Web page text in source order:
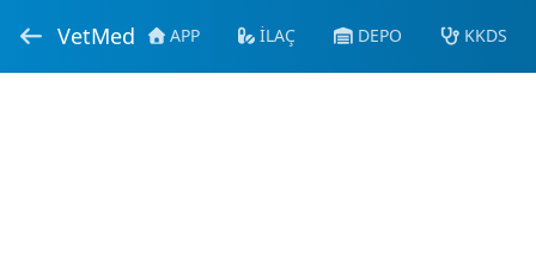
VetMed APP İLAÇ DEPO KKDS